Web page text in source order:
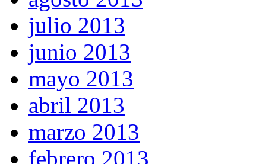
julio 2013
junio 2013
mayo 2013
abril 2013
marzo 2013
febrero 2013